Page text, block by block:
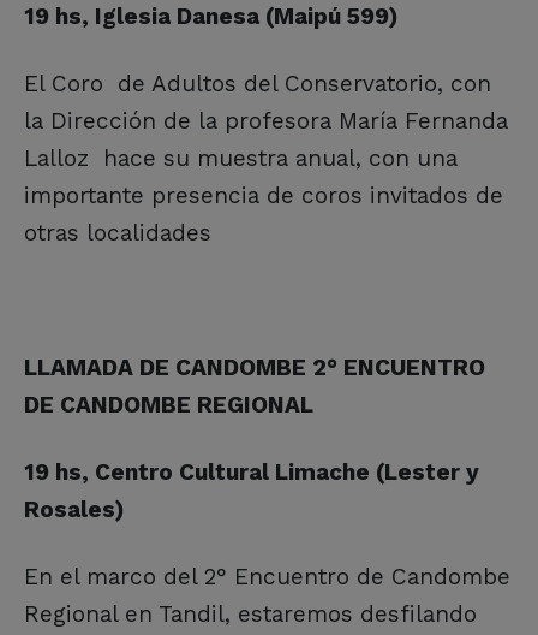
19 hs, Iglesia Danesa (Maipú 599)
El Coro de Adultos del Conservatorio, con
la Dirección de la profesora María Fernanda
Lalloz hace su muestra anual, con una
importante presencia de coros invitados de
otras localidades
LLAMADA DE CANDOMBE 2° ENCUENTRO
DE CANDOMBE REGIONAL
19 hs, Centro Cultural Limache (Lester y
Rosales)
En el marco del 2° Encuentro de Candombe
Regional en Tandil, estaremos desfilando